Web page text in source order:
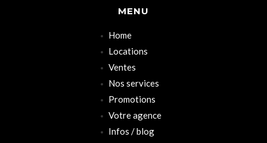
MENU
Home
Locations
Ventes
Nos services
Promotions
Votre agence
Infos / blog